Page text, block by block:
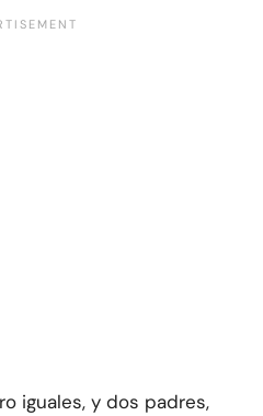
iguales, y dos padres,